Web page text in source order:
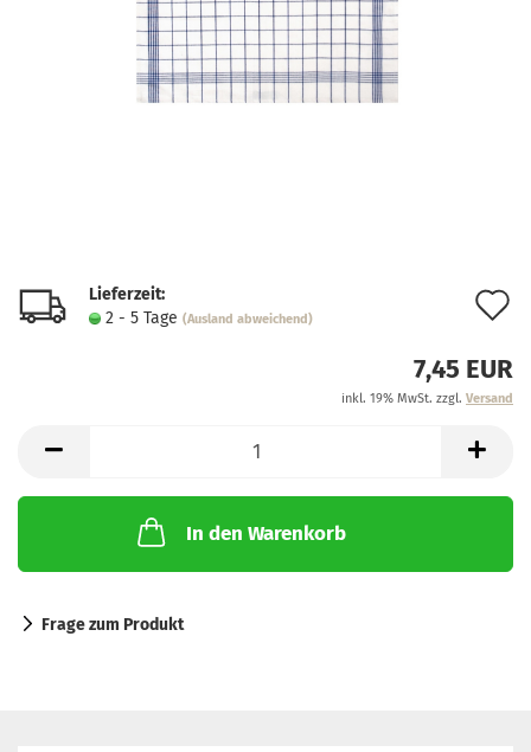
Lieferzeit:
2 - 5 Tage (Ausland abweichend)
7,45 EUR
inkl. 19% MwSt. zzgl. Versand
In den Warenkorb
Frage zum Produkt